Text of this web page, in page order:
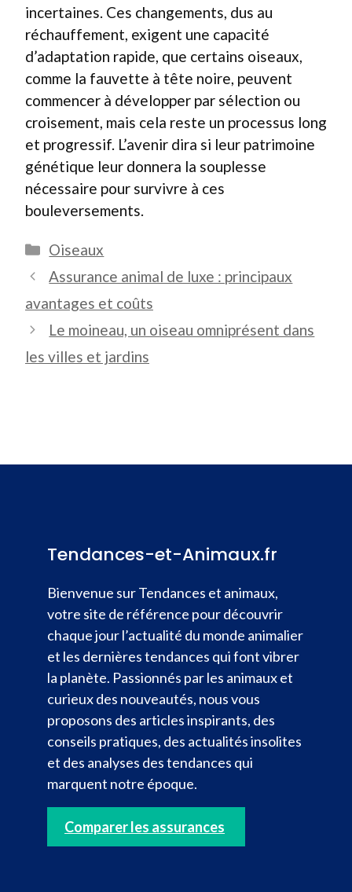
incertaines. Ces changements, dus au
réchauffement, exigent une capacité
d’adaptation rapide, que certains oiseaux,
comme la fauvette à tête noire, peuvent
commencer à développer par sélection ou
croisement, mais cela reste un processus long
et progressif. L’avenir dira si leur patrimoine
génétique leur donnera la souplesse
nécessaire pour survivre à ces
bouleversements.
Catégories
Oiseaux
Assurance animal de luxe : principaux
avantages et coûts
Le moineau, un oiseau omniprésent dans
les villes et jardins
Tendances-et-Animaux.fr
Bienvenue sur Tendances et animaux,
votre site de référence pour découvrir
chaque jour l’actualité du monde animalier
et les dernières tendances qui font vibrer
la planète. Passionnés par les animaux et
curieux des nouveautés, nous vous
proposons des articles inspirants, des
conseils pratiques, des actualités insolites
et des analyses des tendances qui
marquent notre époque.
Comparer les assurances